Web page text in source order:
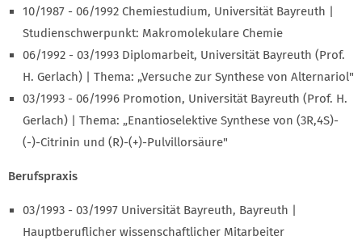
10/1987 - 06/1992 Chemiestudium, Universität Bayreuth |
Studienschwerpunkt: Makromolekulare Chemie
06/1992 - 03/1993 Diplomarbeit, Universität Bayreuth (Prof.
H. Gerlach) | Thema: „Versuche zur Synthese von Alternariol"
03/1993 - 06/1996 Promotion, Universität Bayreuth (Prof. H.
Gerlach) | Thema: „Enantioselektive Synthese von (3R,4S)-
(-)-Citrinin und (R)-(+)-Pulvillorsäure"
Berufspraxis
03/1993 - 03/1997 Universität Bayreuth, Bayreuth |
Hauptberuflicher wissenschaftlicher Mitarbeiter